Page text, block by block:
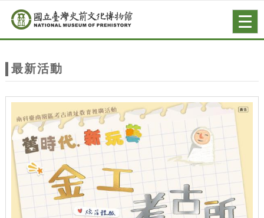
站
主
題
跳到主要內容
網站導覽
最新活動